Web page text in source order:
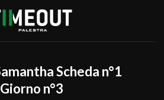
Scheda n°1
Giorno n°3